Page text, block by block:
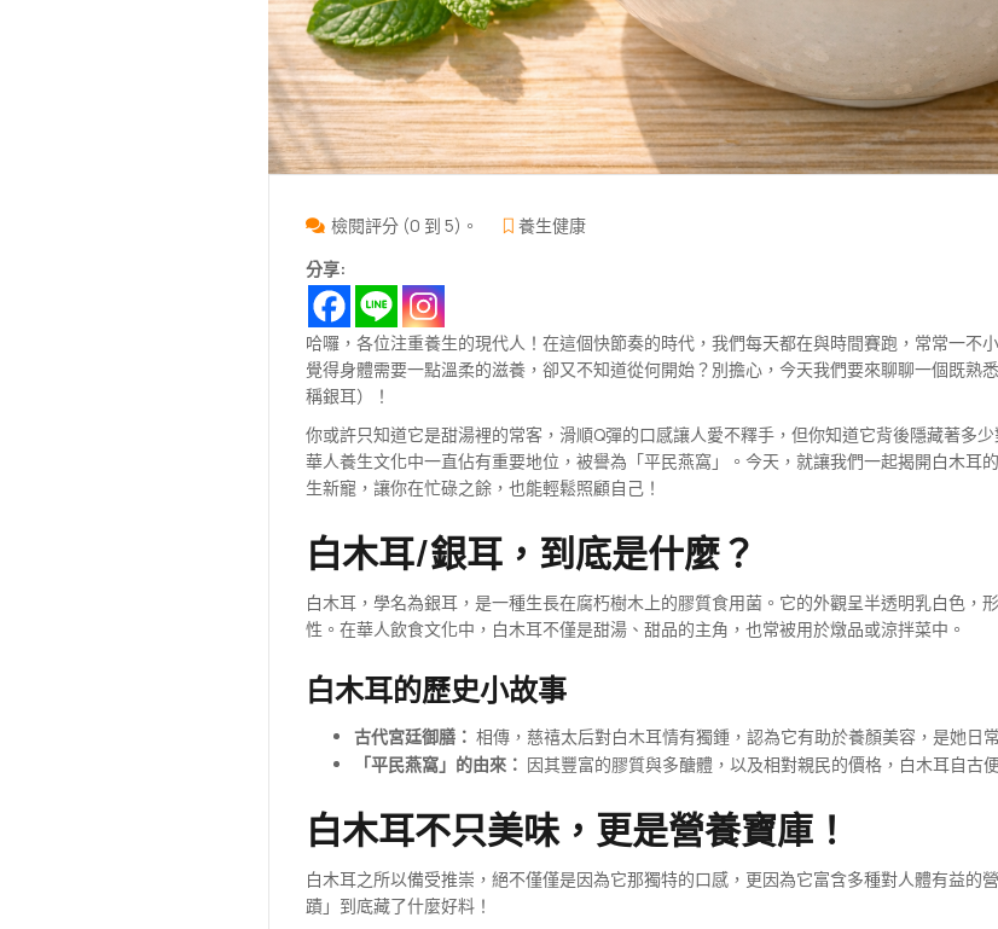
檢閱評分 (0 到 5)。
養生健康
分享:
哈囉，各位注重養生的現代人！在這個快節奏的時代，我們每天都在與時間賽跑，常常一不
覺得身體需要一點溫柔的滋養，卻又不知道從何開始？別擔心，今天我們要來聊聊一個既
稱銀耳）！
你或許只知道它是甜湯裡的常客，滑順Q彈的口感讓人愛不釋手，但你知道它背後隱藏著多
華人養生文化中一直佔有重要地位，被譽為「平民燕窩」。今天，就讓我們一起揭開白木耳
生新寵，讓你在忙碌之餘，也能輕鬆照顧自己！
白木耳/銀耳，到底是什麼？
白木耳，學名為銀耳，是一種生長在腐朽樹木上的膠質食用菌。它的外觀呈半透明乳白色，
性。在華人飲食文化中，白木耳不僅是甜湯、甜品的主角，也常被用於燉品或涼拌菜中。
白木耳的歷史小故事
古代宮廷御膳： 相傳，慈禧太后對白木耳情有獨鍾，認為它有助於養顏美容，是她日
「平民燕窩」的由來： 因其豐富的膠質與多醣體，以及相對親民的價格，白木耳自古
白木耳不只美味，更是營養寶庫！
白木耳之所以備受推崇，絕不僅僅是因為它那獨特的口感，更因為它富含多種對人體有益的
蹟」到底藏了什麼好料！